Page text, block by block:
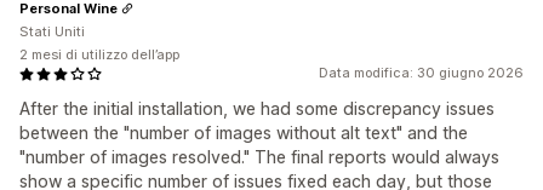
Data modifica: 30 giugno 2026
After the initial installation, we had some discrepancy issues
between the "number of images without alt text" and the
"number of images resolved." The final reports would always
show a specific number of issues fixed each day, but those
Personal Wine
Stati Uniti
2 mesi di utilizzo dell’app